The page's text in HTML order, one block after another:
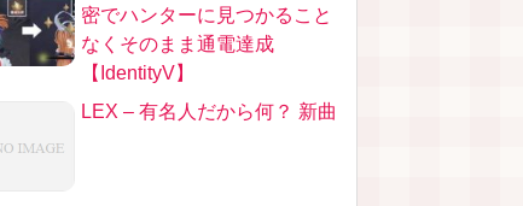
密でハンターに見つかること
なくそのまま通電達成
【IdentityV】
LEX – 有名人だから何？ 新曲